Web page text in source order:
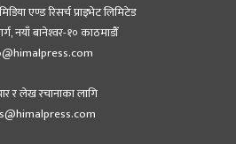
एण्ड रिसर्च प्राइभेट लिमिटेड
नयाँ बानेश्‍वर-१० काठमाडौँ
र लेख रचानाका लागि